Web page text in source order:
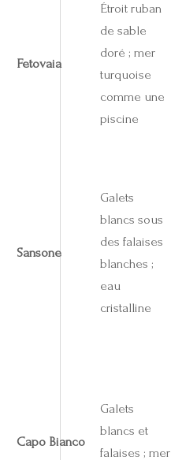
Fetovaia
Étroit ruban
de sable
doré ; mer
turquoise
comme une
piscine
Sansone
Galets
blancs sous
des falaises
blanches ;
eau
cristalline
Capo Bianco
Galets
blancs et
falaises ; mer